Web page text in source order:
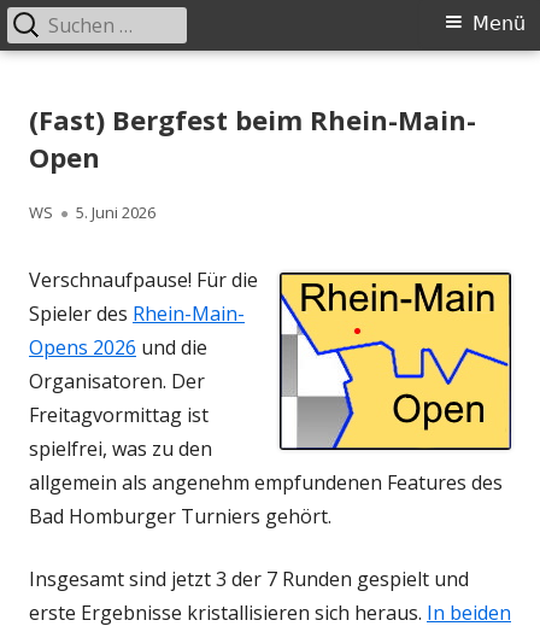
zum
Inhalt
Primäres
Menü
Suchen
nach:
(Fast) Bergfest beim Rhein-Main-
Open
Autor
WS
Veröffentlicht
5. Juni 2026
Verschnaufpause! Für die
Spieler des Rhein-Main-
Opens 2026 und die
Organisatoren. Der
Freitagvormittag ist
spielfrei, was zu den
allgemein als angenehm empfundenen Features des
Bad Homburger Turniers gehört.
Insgesamt sind jetzt 3 der 7 Runden gespielt und
erste Ergebnisse kristallisieren sich heraus. In beiden